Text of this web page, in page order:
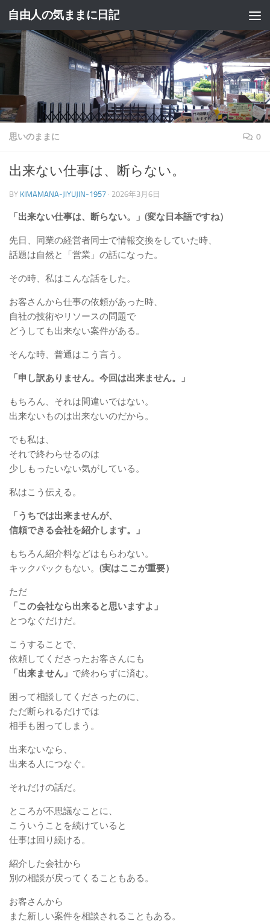
コンテンツへスキップ
自由人の気ままに日記
思いのままに 0
出来ない仕事は、断らない。
BY KIMAMANA-JIYUJIN-1957 · 2026年3月6日
「出来ない仕事は、断らない。」(変な日本語ですね）
先日、同業の経営者同士で情報交換をしていた時、
話題は自然と「営業」の話になった。
その時、私はこんな話をした。
お客さんから仕事の依頼があった時、
自社の技術やリソースの問題で
どうしても出来ない案件がある。
そんな時、普通はこう言う。
「申し訳ありません。今回は出来ません。」
もちろん、それは間違いではない。
出来ないものは出来ないのだから。
でも私は、
それで終わらせるのは
少しもったいない気がしている。
私はこう伝える。
「うちでは出来ませんが、
信頼できる会社を紹介します。」
もちろん紹介料などはもらわない。
キックバックもない。 (実はここが重要）
ただ
「この会社なら出来ると思いますよ」
とつなぐだけだ。
こうすることで、
依頼してくださったお客さんにも
「出来ません」 で終わらずに済む。
困って相談してくださったのに、
ただ断られるだけでは
相手も困ってしまう。
出来ないなら、
出来る人につなぐ。
それだけの話だ。
ところが不思議なことに、
こういうことを続けていると
仕事は回り続ける。
紹介した会社から
別の相談が戻ってくることもある。
お客さんから
また新しい案件を相談されることもある。